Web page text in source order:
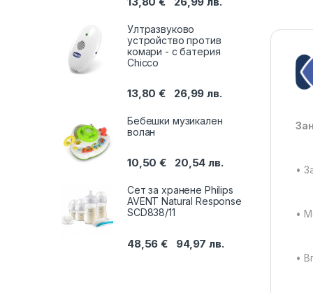
•
•
•
Ултразвуково
устройство против
комари - с батерия
Chicco
13,80€ 26,99лв.
Бебешки музикален
волан
10,50€ 20,54лв.
Сет за хранене Philips
AVENT Natural Response
SCD838/11
48,56€ 94,97лв.